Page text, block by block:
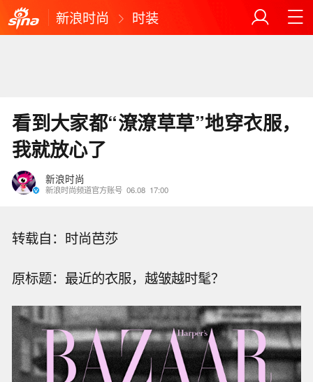
新浪时尚 时装
看到大家都“潦潦草草”地穿衣服，
我就放心了
新浪时尚
新浪时尚频道官方账号 06.08 17:00
转载自：时尚芭莎
原标题：最近的衣服，越皱越时髦？